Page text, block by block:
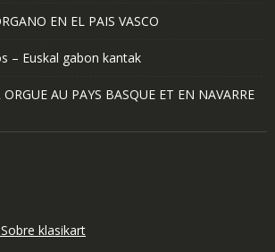
EN EL PAIS VASCO
– Euskal gabon kantak
AU PAYS BASQUE ET EN NAVARRE
klasikart